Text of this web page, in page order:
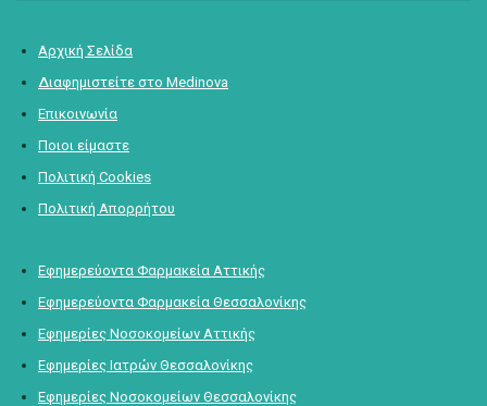
Αρχική Σελίδα
Διαφημιστείτε στο Medinova
Επικοινωνία
Ποιοι είμαστε
Πολιτική Cookies
Πολιτική Απορρήτου
Εφημερεύοντα Φαρμακεία Αττικής
Εφημερεύοντα Φαρμακεία Θεσσαλονίκης
Εφημερίες Νοσοκομείων Αττικής
Εφημερίες Ιατρών Θεσσαλονίκης
Εφημερίες Νοσοκομείων Θεσσαλονίκης